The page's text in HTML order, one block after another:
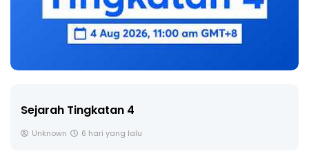
Sejarah Tingkatan 4
Unknown 6 hari yang lalu